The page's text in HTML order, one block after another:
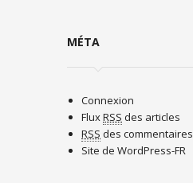
MÉTA
Connexion
FluxRSS des articles
RSS des commentaires
Site de WordPress-FR